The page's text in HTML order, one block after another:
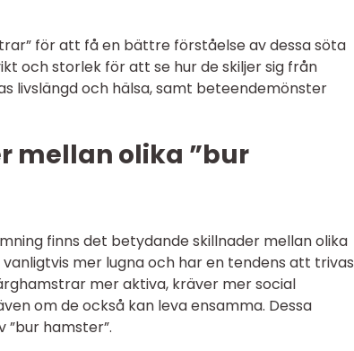
för att få en bättre förståelse av dessa söta
och storlek för att se hur de skiljer sig från
livslängd och hälsa, samt beteendemönster
mellan olika ”bur
finns det betydande skillnader mellan olika
mer lugna och har en tendens att trivas
mer aktiva, kräver mer social
om de också kan leva ensamma. Dessa
hamster”.